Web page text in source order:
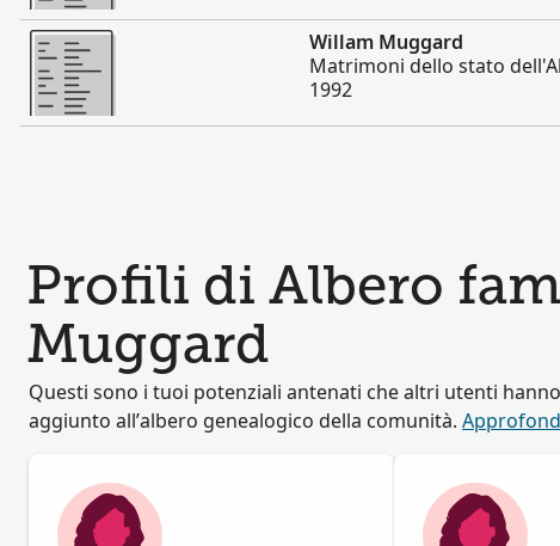
Altro
Willam Muggard
Matrimoni dello stato
1992
Profili di Albero
Muggard
Questi sono i tuoi potenziali antenati che altri utenti
aggiunto all’albero genealogico della comunità.